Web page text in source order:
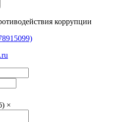
коррупции
×